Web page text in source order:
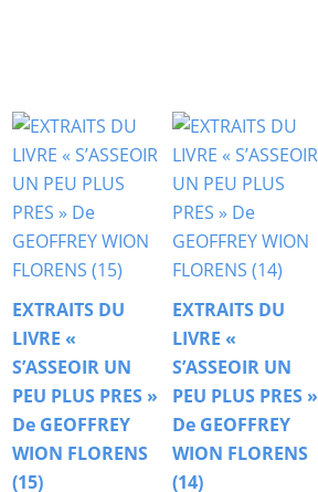
EXTRAITS DU
LIVRE «
S’ASSEOIR UN
PEU PLUS PRES »
De GEOFFREY
WION FLORENS
(15)
EXTRAITS DU
LIVRE «
S’ASSEOIR UN
PEU PLUS PRES »
De GEOFFREY
WION FLORENS
(14)